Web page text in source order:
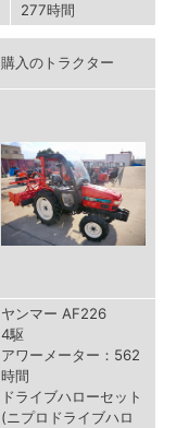
277時間
購入のトラクター
ヤンマー AF226
4駆
アワーメーター：562
時間
ドライブハローセット
(ニプロドライブハロ